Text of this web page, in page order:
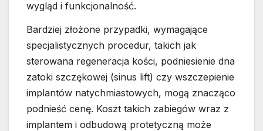
wygląd i funkcjonalność.
Bardziej złożone przypadki, wymagające
specjalistycznych procedur, takich jak
sterowana regeneracja kości, podniesienie dna
zatoki szczękowej (sinus lift) czy wszczepienie
implantów natychmiastowych, mogą znacząco
podnieść cenę. Koszt takich zabiegów wraz z
implantem i odbudową protetyczną może